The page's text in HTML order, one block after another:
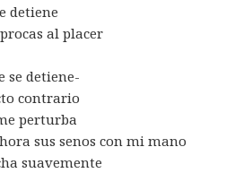
detiene
al placer
se detiene-
contrario
perturba
sus senos con mi mano
suavemente